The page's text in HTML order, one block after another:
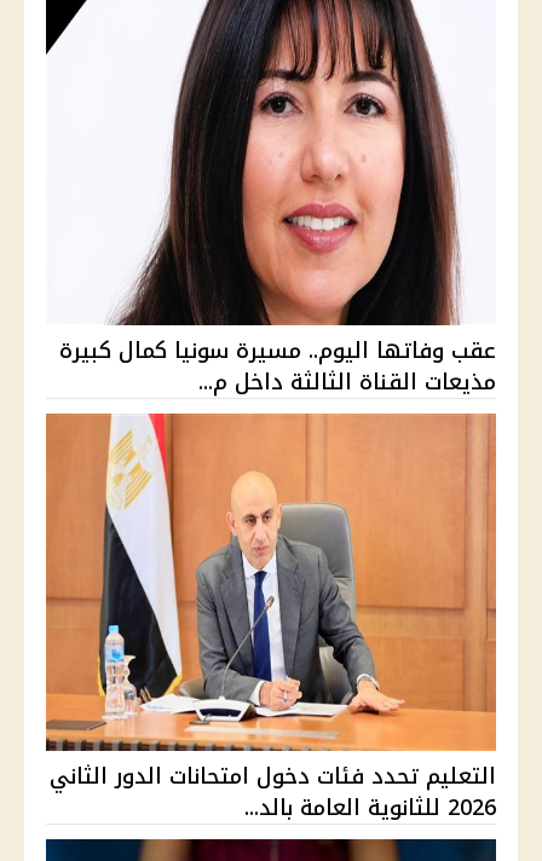
عقب وفاتها اليوم.. مسيرة سونيا كمال كبيرة
مذيعات القناة الثالثة داخل م...
التعليم تحدد فئات دخول امتحانات الدور الثاني
2026 للثانوية العامة بالد...